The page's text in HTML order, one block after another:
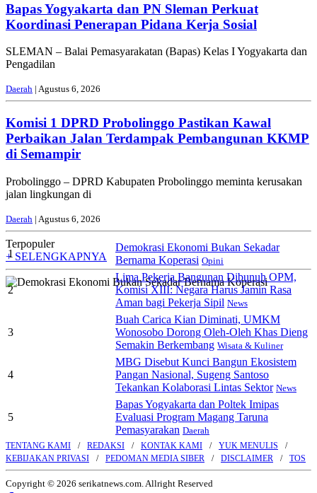
Bapas Yogyakarta dan PN Sleman Perkuat
Koordinasi Penerapan Pidana Kerja Sosial
SLEMAN – Balai Pemasyarakatan (Bapas) Kelas I Yogyakarta dan
Pengadilan
Daerah | Agustus 6, 2026
Komisi 1 DPRD Probolinggo Pastikan Kawal
Perbaikan Jalan Terdampak Pembangunan KKMP
di Semampir
Probolinggo – DPRD Kabupaten Probolinggo meminta kerusakan
jalan lingkungan di
Daerah | Agustus 6, 2026
Terpopuler
+ SELENGKAPNYA
1
Demokrasi Ekonomi Bukan Sekadar
Bernama Koperasi Opini
2
Lima Pekerja Bangunan Dibunuh OPM,
Komisi XIII: Negara Harus Jamin Rasa
Aman bagi Pekerja Sipil News
3
Buah Carica Kian Diminati, UMKM
Wonosobo Dorong Oleh-Oleh Khas Dieng
Semakin Berkembang Wisata & Kuliner
4
MBG Disebut Kunci Bangun Ekosistem
Pangan Nasional, Sugeng Santoso
Tekankan Kolaborasi Lintas Sektor News
5
Bapas Yogyakarta dan Poltek Imipas
Evaluasi Program Magang Taruna
Pemasyarakan Daerah
TENTANG KAMI REDAKSI KONTAK KAMI
YUK MENULIS
KEBIJAKAN PRIVASI
PEDOMAN MEDIA SIBER DISCLAIMER TOS
Copyright © 2026 serikatnews.com. Allright Reserved